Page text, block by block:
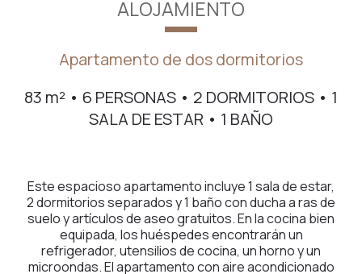
ALOJAMIENTO
Apartamento de dos dormitorios
83 m² • 6 PERSONAS • 2 DORMITORIOS • 1
SALA DE ESTAR • 1 BAÑO
Este espacioso apartamento incluye 1 sala de estar,
2 dormitorios separados y 1 baño con ducha a ras de
suelo y artículos de aseo gratuitos. En la cocina bien
equipada, los huéspedes encontrarán un
refrigerador, utensilios de cocina, un horno y un
microondas. El apartamento con aire acondicionado